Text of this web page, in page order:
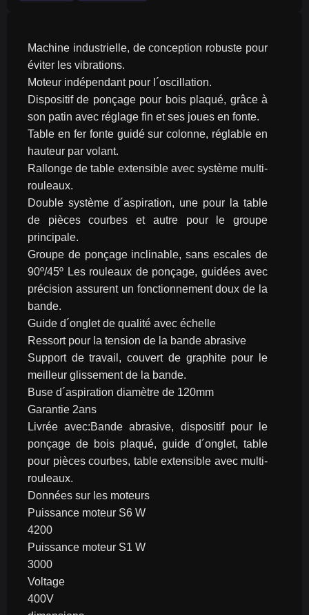
Machine industrielle, de conception robuste pour
éviter les vibrations.
Moteur indépendant pour l´oscillation.
Dispositif de ponçage pour bois plaqué, grâce à
son patin avec réglage fin et ses joues en fonte.
Table en fer fonte guidé sur colonne, réglable en
hauteur par volant.
Rallonge de table extensible avec système multi-
rouleaux.
Double système d´aspiration, une pour la table
de pièces courbes et autre pour le groupe
principale.
Groupe de ponçage inclinable, sans escales de
90º/45º Les rouleaux de ponçage, guidées avec
précision assurent un fonctionnement doux de la
bande.
Guide d´onglet de qualité avec échelle
Ressort pour la tension de la bande abrasive
Support de travail, couvert de graphite pour le
meilleur glissement de la bande.
Buse d´aspiration diamètre de 120mm
Garantie 2ans
Livrée avec:Bande abrasive, dispositif pour le
ponçage de bois plaqué, guide d´onglet, table
pour pièces courbes, table extensible avec multi-
rouleaux.
Données sur les moteurs
Puissance moteur S6 W
4200
Puissance moteur S1 W
3000
Voltage
400V